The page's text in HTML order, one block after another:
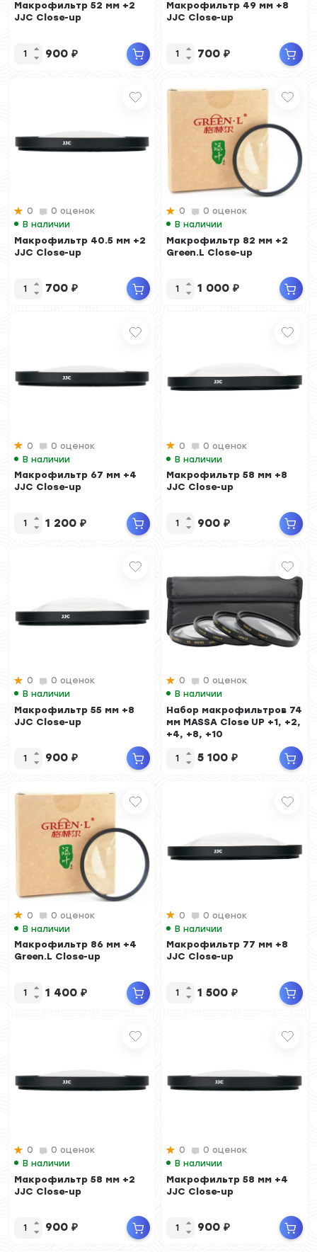
Макрофильтр 52 мм +2
JJC Close-up
900 ₽
Макрофильтр 49 мм +8
JJC Close-up
700 ₽
0
0 оценок
В наличии
Макрофильтр 40.5 мм +2
JJC Close-up
700 ₽
0
0 оценок
В наличии
Макрофильтр 82 мм +2
Green.L Close-up
1 000 ₽
0
0 оценок
В наличии
Макрофильтр 67 мм +4
JJC Close-up
1 200 ₽
0
0 оценок
В наличии
Макрофильтр 58 мм +8
JJC Close-up
900 ₽
0
0 оценок
В наличии
Макрофильтр 55 мм +8
JJC Close-up
900 ₽
0
0 оценок
В наличии
Набор макрофильтров 74
мм MASSA Close UP +1, +2,
+4, +8, +10
5 100 ₽
0
0 оценок
В наличии
Макрофильтр 86 мм +4
Green.L Close-up
1 400 ₽
0
0 оценок
В наличии
Макрофильтр 77 мм +8
JJC Close-up
1 500 ₽
0
0 оценок
В наличии
Макрофильтр 58 мм +2
JJC Close-up
900 ₽
0
0 оценок
В наличии
Макрофильтр 58 мм +4
JJC Close-up
900 ₽